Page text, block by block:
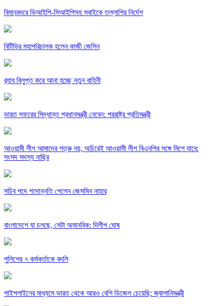
বিমানবন্দরে ভিআইপি-সিআইপিসহ সবাইকে তল্লাশির নির্দেশ
বিটিভির মহাপরিচালক হলেন কাজী জেসিন
র‍্যাব বিলুপ্ত করে আনা হচ্ছে নতুন বাহিনী
ভারত সফরের সিদ্ধান্ত প্রধানমন্ত্রী নেবেন: পররাষ্ট্র প্রতিমন্ত্রী
আওয়ামী লীগ আমাদের শত্রু নয়, অচিরেই আওয়ামী লীগ বিএনপির সঙ্গে মিশে যাবে:
সংসদ সদস্য নাছির
সচিব পদে পদোন্নতি পেলেন জেসমিন নাহার
বাংলাদেশে যা চলছে, সেটা অমানবিক: দিলীপ ঘোষ
পুলিশের ৭ কর্মকর্তাকে বদলি
পাইপলাইনের মাধ্যমে ভারত থেকে আরও বেশি ডিজেল চেয়েছি: জ্বালানিমন্ত্রী